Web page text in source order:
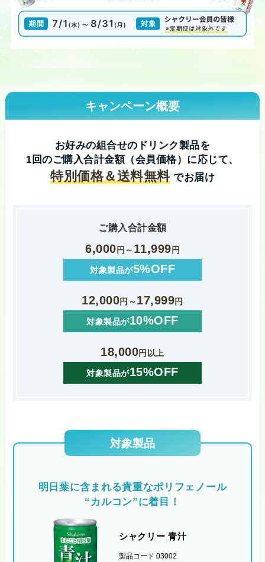
キャンペーン概要
お好みの組合せのドリンク製品を
1回のご購入合計金額（会員価格）に応じて、
特別価格＆送料無料でお届け
ご購入合計金額
6,000 円～ 11,999 円
対象製品が5%OFF
12,000円～17,999円
対象製品が10%OFF
18,000円以上
対象製品が15%OFF
対象製品
明日葉に含まれる貴重なポリフェノール
“カルコン”に着目！
シャクリー 青汁
製品コード 03002